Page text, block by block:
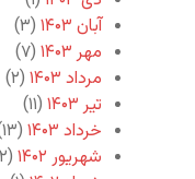
آبان ۱۴۰۳
(۳)
مهر ۱۴۰۳
(۷)
مرداد ۱۴۰۳
(۲)
تیر ۱۴۰۳
(۱۱)
خرداد ۱۴۰۳
(۱۳)
شهریور ۱۴۰۲
(۲)